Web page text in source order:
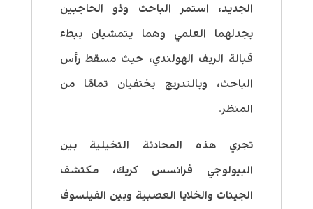
الجديد، استمر الباحث وذو الحاجبين
بجدلهما العلمي وهما يتمشيان ببطء
قبالة الريف الهولندي، حيث مسقط رأس
الباحث، وبالتدريج يختفيان تمامًا من
المنظر.
تجري هذه المحادثة التخيلية بين
البيولوجي فرانسس كريك، مكتشف
الجينات والخلايا العصبية وبين الفيلسوف